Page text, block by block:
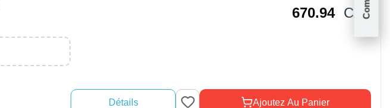
670.94 CA$
Détails Ajoutez Au Panier